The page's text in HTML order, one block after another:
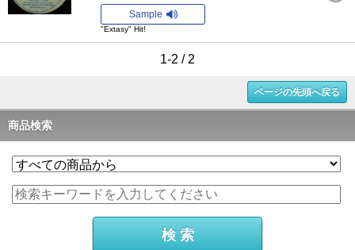
Sample
"Extasy" Hit!
1-2 / 2
ページの先頭へ戻る
商品検索